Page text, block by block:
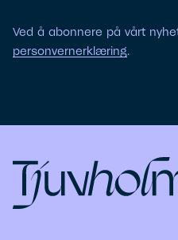
Ved å abonnere på vårt
personvernerklæring.